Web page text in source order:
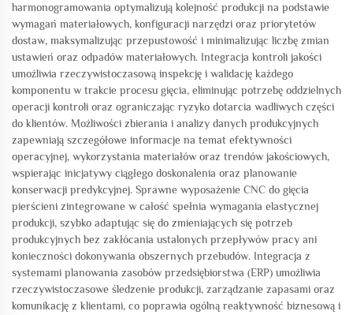
harmonogramowania optymalizują kolejność produkcji na podstawie
wymagań materiałowych, konfiguracji narzędzi oraz priorytetów
dostaw, maksymalizując przepustowość i minimalizując liczbę zmian
ustawień oraz odpadów materiałowych. Integracja kontroli jakości
umożliwia rzeczywistoczasową inspekcję i walidację każdego
komponentu w trakcie procesu gięcia, eliminując potrzebę oddzielnych
operacji kontroli oraz ograniczając ryzyko dotarcia wadliwych części
do klientów. Możliwości zbierania i analizy danych produkcyjnych
zapewniają szczegółowe informacje na temat efektywności
operacyjnej, wykorzystania materiałów oraz trendów jakościowych,
wspierając inicjatywy ciągłego doskonalenia oraz planowanie
konserwacji predykcyjnej. Sprawne wyposażenie CNC do gięcia
pierścieni zintegrowane w całość spełnia wymagania elastycznej
produkcji, szybko adaptując się do zmieniających się potrzeb
produkcyjnych bez zakłócania ustalonych przepływów pracy ani
konieczności dokonywania obszernych przebudów. Integracja z
systemami planowania zasobów przedsiębiorstwa (ERP) umożliwia
rzeczywistoczasowe śledzenie produkcji, zarządzanie zapasami oraz
komunikację z klientami, co poprawia ogólną reaktywność biznesową i